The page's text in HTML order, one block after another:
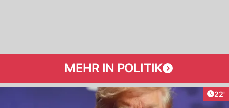
MEHR IN POLITIK
22'